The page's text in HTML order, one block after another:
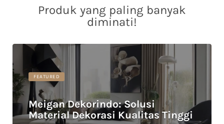
Produk yang paling banyak
diminati!
FEATURED
Meigan Dekorindo: Solusi
Material Dekorasi Kualitas Tinggi